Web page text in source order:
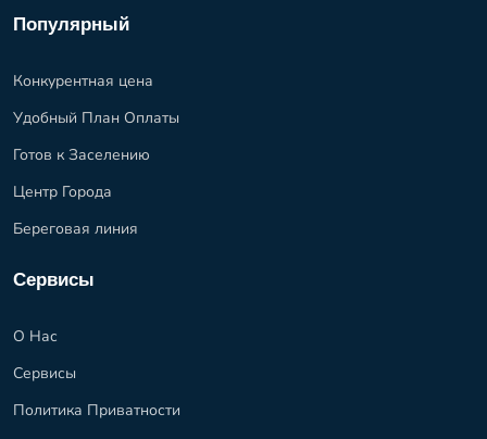
Популярный
Конкурентная цена
Удобный План Оплаты
Готов к Заселению
Центр Города
Береговая линия
Сервисы
О Нас
Сервисы
Политика Приватности